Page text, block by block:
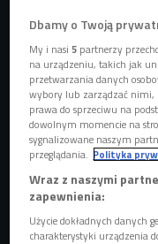
AUDIO 4 pliki
 01'22
Grzegorz Halama
łazarskim rejonie"
 01'26
Utwór "Ede ede"
Grzegorza Halamy
Dbamy o Twoją
My i nasi5 partnerzy
na urządzeniu, takich jak
przetwarzania danych
wybory lub zarządzać nimi,
prawa do sprzeciwu na
dowolnym momencie na
sygnalizowane naszym
przeglądania. Polityka
Wraz z naszymi
zapewnienia:
Użycie dokładnych danych
charakterystyki urządzenia